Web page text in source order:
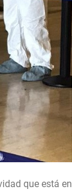
que está en